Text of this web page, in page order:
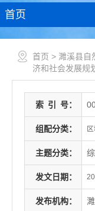
首页
首页 > 濉溪县自
济和社会发展规
索 引 号：
组配分类：
主题分类：
发文日期：
发布机构：